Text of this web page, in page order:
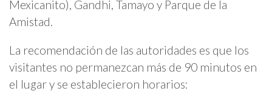
Mexicanito), Gandhi, Tamayo y Parque de la
Amistad.
La recomendación de las autoridades es que los
visitantes no permanezcan más de 90 minutos en
el lugar y se establecieron horarios: